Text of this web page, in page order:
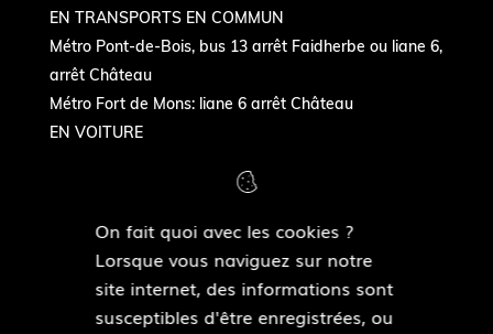
On fait quoi avec les cookies ?
Lorsque vous naviguez sur notre
site internet, des informations sont
susceptibles d'être enregistrées, ou
EN TRANSPORTS EN COMMUN
Métro Pont-de-Bois, bus 13 arrêt Faidherbe ou liane 6,
arrêt Château
Métro Fort de Mons: liane 6 arrêt Château
EN VOITURE
NOUS SUIVRE